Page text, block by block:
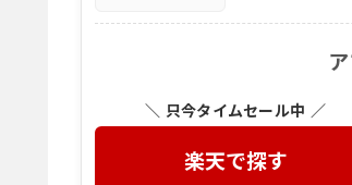
＼ 只今タイムセール中 ／
楽天で探す